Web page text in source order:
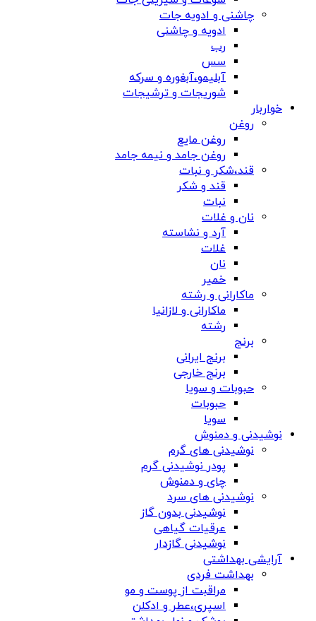
چاشنی و ادویه جات
ادویه و چاشنی
رب
سس
آبلیمو،آبغوره و سرکه
شوریجات و ترشیجات
خواربار
روغن
روغن مایع
روغن جامد و نیمه جامد
قند،شکر و نبات
قند و شکر
نبات
نان و غلات
آرد و نشاسته
غلات
نان
خمیر
ماکارانی و رشته
ماکارانی و لازانیا
رشته
برنج
برنج ایرانی
برنج خارجی
حبوبات و سویا
حبوبات
سویا
نوشیدنی و دمنوش
نوشیدنی های گرم
پودر نوشیدنی گرم
چای و دمنوش
نوشیدنی های سرد
نوشیدنی بدون گاز
عرقیات گیاهی
نوشیدنی گازدار
آرایشی بهداشتی
بهداشت فردی
مراقبت از پوست و مو
اسپری،عطر و ادکلن